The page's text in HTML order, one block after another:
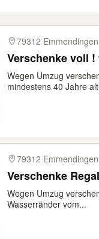
79312 Emmendingen
Verschenke voll
Wegen Umzug
mindestens 40 Jahre
79312 Emmendingen
Verschenke Regal
Wegen Umzug
Wasserränder vom...